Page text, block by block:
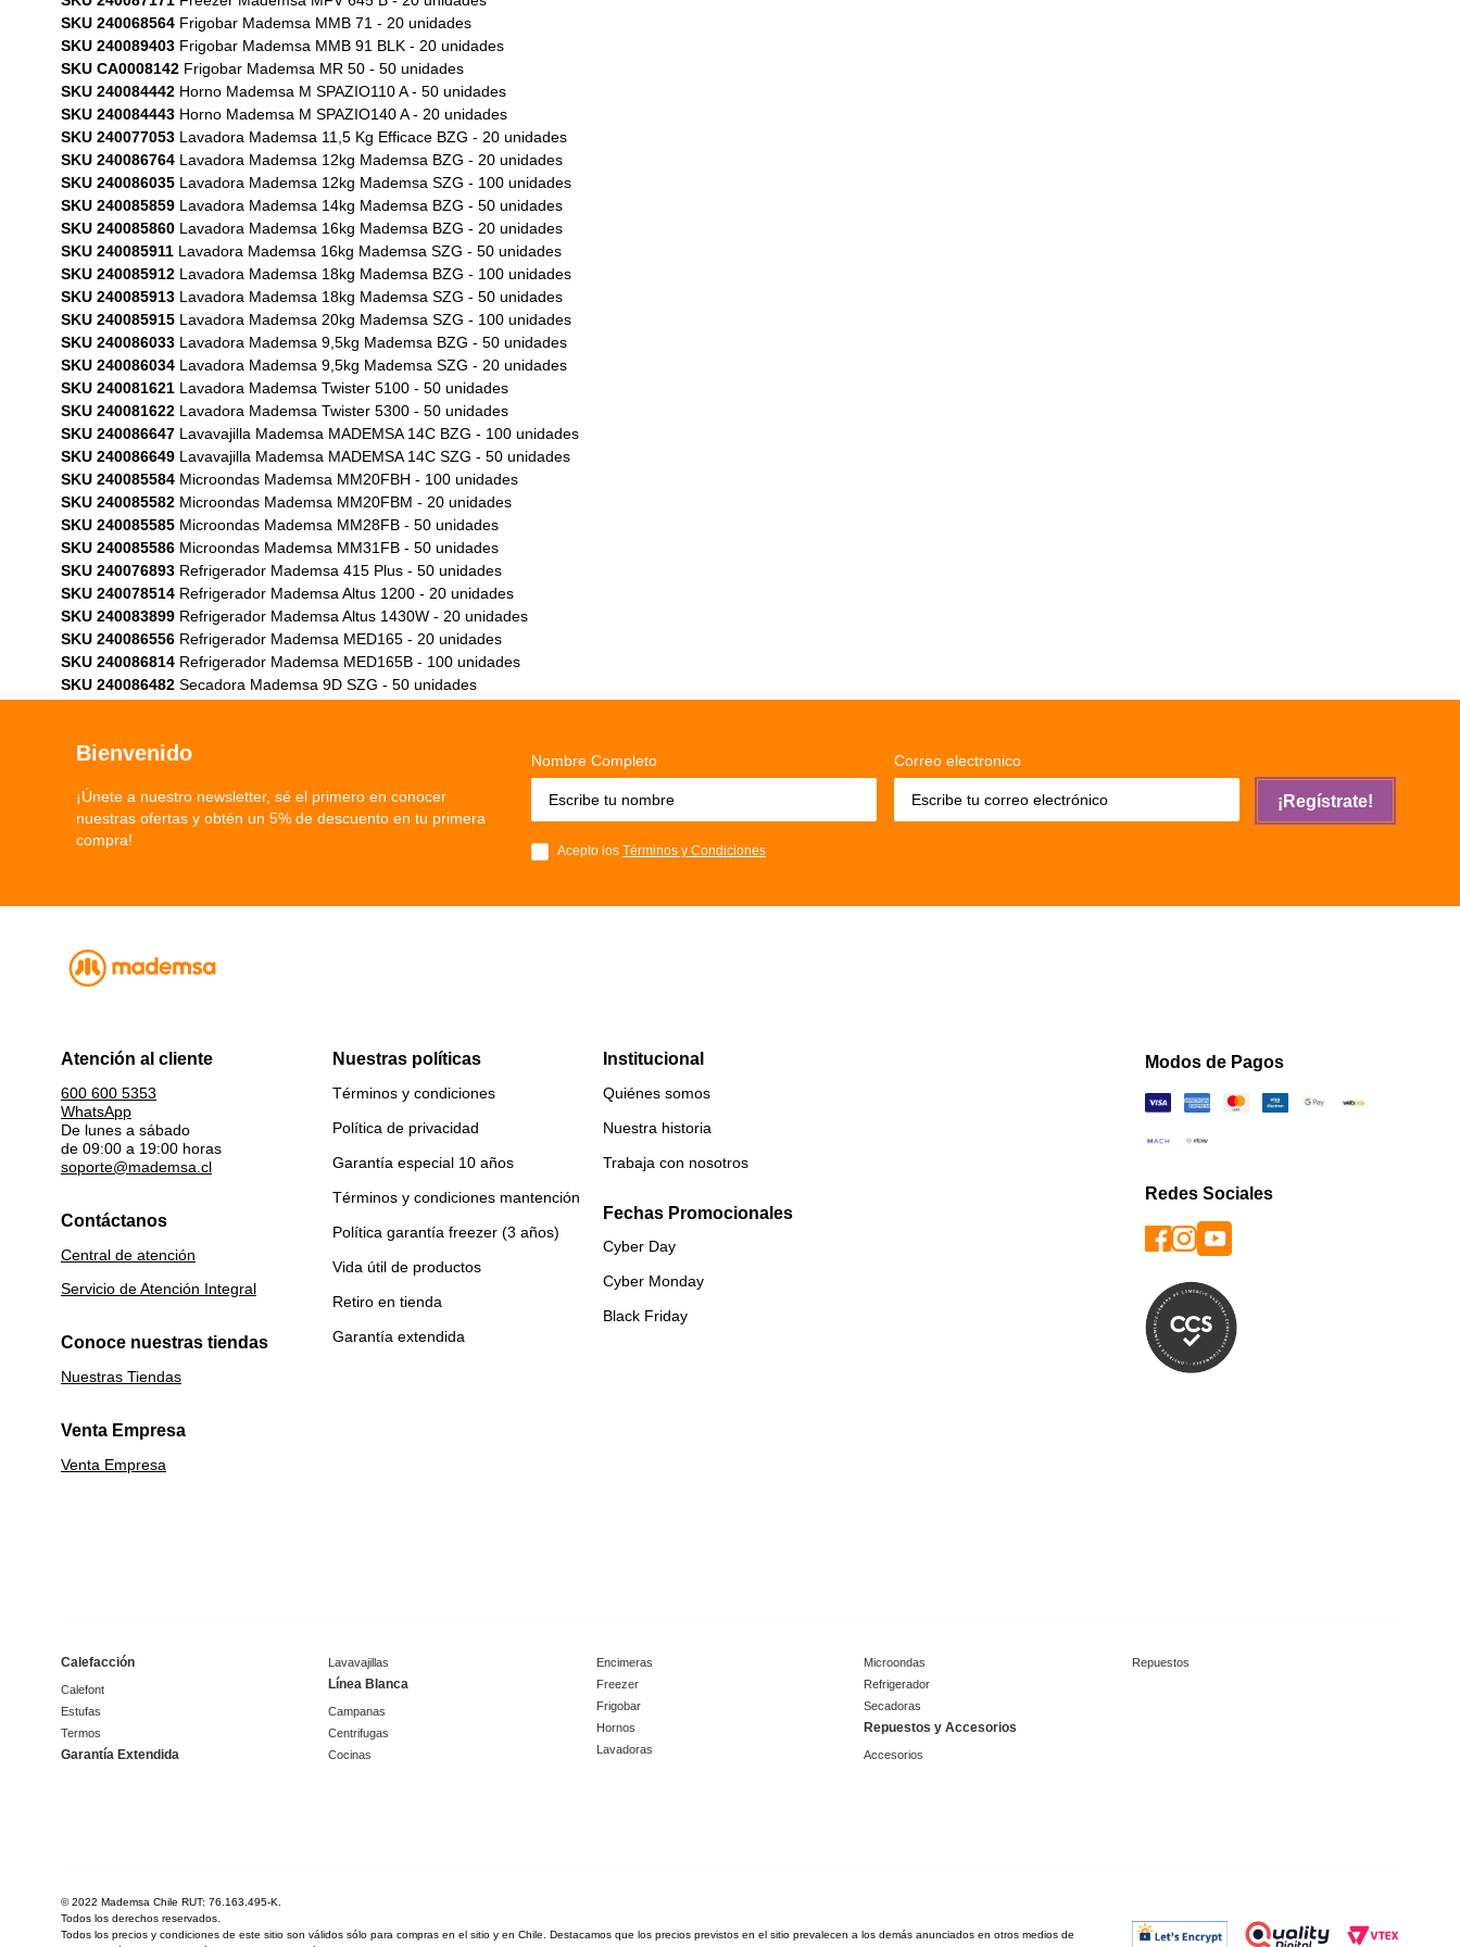
SKU 240068564 Frigobar Mademsa MMB 71 - 20 unidades
SKU 240089403 Frigobar Mademsa MMB 91 BLK - 20 unidades
SKU CA0008142 Frigobar Mademsa MR 50 - 50 unidades
SKU 240084442 Horno Mademsa M SPAZIO110 A - 50 unidades
SKU 240084443 Horno Mademsa M SPAZIO140 A - 20 unidades
SKU 240077053 Lavadora Mademsa 11,5 Kg Efficace BZG - 20 unidades
SKU 240086764 Lavadora Mademsa 12kg Mademsa BZG - 20 unidades
SKU 240086035 Lavadora Mademsa 12kg Mademsa SZG - 100 unidades
SKU 240085859 Lavadora Mademsa 14kg Mademsa BZG - 50 unidades
SKU 240085860 Lavadora Mademsa 16kg Mademsa BZG - 20 unidades
SKU 240085911 Lavadora Mademsa 16kg Mademsa SZG - 50 unidades
SKU 240085912 Lavadora Mademsa 18kg Mademsa BZG - 100 unidades
SKU 240085913 Lavadora Mademsa 18kg Mademsa SZG - 50 unidades
SKU 240085915 Lavadora Mademsa 20kg Mademsa SZG - 100 unidades
SKU 240086033 Lavadora Mademsa 9,5kg Mademsa BZG - 50 unidades
SKU 240086034 Lavadora Mademsa 9,5kg Mademsa SZG - 20 unidades
SKU 240081621 Lavadora Mademsa Twister 5100 - 50 unidades
SKU 240081622 Lavadora Mademsa Twister 5300 - 50 unidades
SKU 240086647 Lavavajilla Mademsa MADEMSA 14C BZG - 100 unidades
SKU 240086649 Lavavajilla Mademsa MADEMSA 14C SZG - 50 unidades
SKU 240085584 Microondas Mademsa MM20FBH - 100 unidades
SKU 240085582 Microondas Mademsa MM20FBM - 20 unidades
SKU 240085585 Microondas Mademsa MM28FB - 50 unidades
SKU 240085586 Microondas Mademsa MM31FB - 50 unidades
SKU 240076893 Refrigerador Mademsa 415 Plus - 50 unidades
SKU 240078514 Refrigerador Mademsa Altus 1200 - 20 unidades
SKU 240083899 Refrigerador Mademsa Altus 1430W - 20 unidades
SKU 240086556 Refrigerador Mademsa MED165 - 20 unidades
SKU 240086814 Refrigerador Mademsa MED165B - 100 unidades
SKU 240086482 Secadora Mademsa 9D SZG - 50 unidades
Bienvenido
¡Únete a nuestro newsletter, sé el primero en conocer
nuestras ofertas y obtén un 5% de descuento en tu primera
compra!
Nombre Completo Correo electronico
Acepto los Términos y Condiciones
¡Regístrate!
Atención al cliente
600 600 5353
WhatsApp
De lunes a sábado
de 09:00 a 19:00 horas
soporte@mademsa.cl
Contáctanos
Central de atención
Servicio de Atención Integral
Conoce nuestras tiendas
Nuestras Tiendas
Venta Empresa
Venta Empresa
Nuestras políticas
Términos y condiciones
Política de privacidad
Garantía especial 10 años
Términos y condiciones mantención
Política garantía freezer (3 años)
Vida útil de productos
Retiro en tienda
Garantía extendida
Institucional
Quiénes somos
Nuestra historia
Trabaja con nosotros
Fechas Promocionales
Cyber Day
Cyber Monday
Black Friday
Modos de Pagos
Redes Sociales
Calefacción
Calefont
Estufas
Termos
Garantía Extendida
Lavavajillas
Línea Blanca
Campanas
Centrifugas
Cocinas
Encimeras
Freezer
Frigobar
Hornos
Lavadoras
Microondas
Refrigerador
Secadoras
Repuestos y Accesorios
Accesorios
Repuestos
© 2022 Mademsa Chile RUT: 76.163.495-K.
Todos los derechos reservados.
Todos los precios y condiciones de este sitio son válidos sólo para compras en el sitio y en Chile. Destacamos que los precios previstos en el sitio prevalecen a los demás anunciados en otros medios de